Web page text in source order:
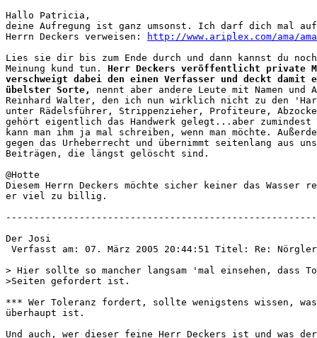
Hallo Patricia,
deine Aufregung ist ganz umsonst. Ich darf dich mal
Herrn Deckers verweisen:
http://www.ariplex.com/ama/
Lies sie dir bis zum Ende durch und dann kannst du
Meinung kund tun. Herr Deckers veröffentlicht private
verschweigt dabei den einen Verfasser und deckt damit
übelster Sorte,
nennt aber andere Leute mit Namen und
Reinhard Walter, den ich nun wirklich nicht zu den
unter Rädelsführer, Strippenzieher, Profiteure,
gehört eigentlich das Handwerk gelegt...aber
kann man ihm ja mal schreiben, wenn man möchte.
gegen das Urheberrecht und übernimmt seitenlang aus
Beiträgen, die längst gelöscht sind.
@Hotte
Diesem Herrn Deckers möchte sicher keiner das Wasser
er viel zu billig.
Der Josi
Verfasst am: 07. März 2005 20:44:51 Titel: Re: Nörgler
> Hier sollte so mancher langsam 'mal einsehen, dass
>Seiten gefordert ist.
*** Wer Toleranz fordert, sollte wenigstens wissen,
überhaupt ist.
Und auch, wer dieser feine Herr Deckers ist und was